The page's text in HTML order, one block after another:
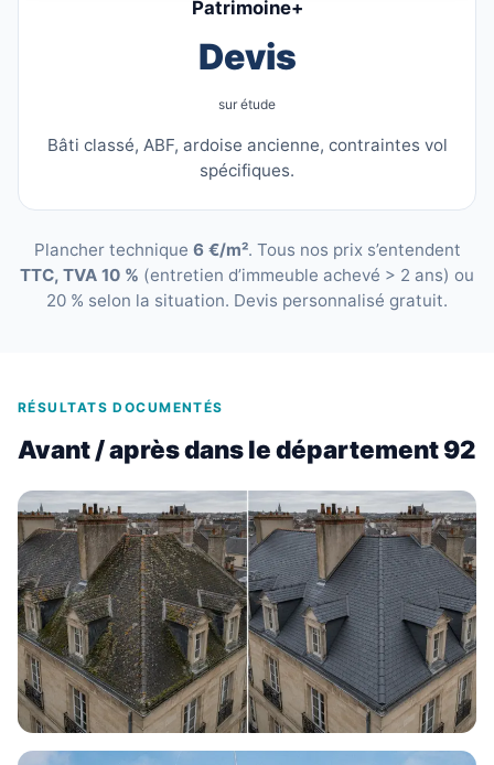
Patrimoine+
Devis
sur étude
Bâti classé, ABF, ardoise ancienne, contraintes vol
spécifiques.
Plancher technique 6 €/m². Tous nos prix s’entendent
TTC, TVA 10 % (entretien d’immeuble achevé > 2 ans) ou
20 % selon la situation. Devis personnalisé gratuit.
RÉSULTATS DOCUMENTÉS
Avant / après dans le département 92